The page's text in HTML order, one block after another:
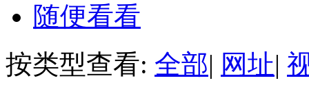
随便看看
按类型查看: 全部| 网址|